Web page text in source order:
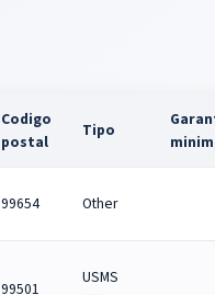
Codigo
postal
Tipo
99654 Other
99501
USMS